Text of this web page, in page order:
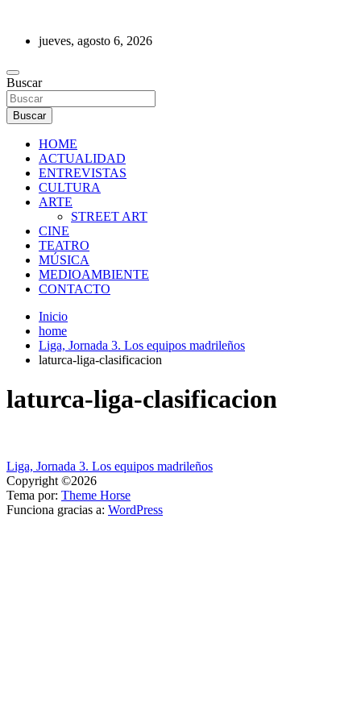
contenidojueves, agosto 6, 2026
REVISTA DE PRENSA
Buscar
Buscar
HOME
ACTUALIDAD
ENTREVISTAS
CULTURA
ARTE
STREET ART
CINE
TEATRO
MÚSICA
MEDIOAMBIENTE
CONTACTO
Inicio
home
Liga, Jornada 3. Los equipos madrileños
laturca-liga-clasificacion
laturca-liga-clasificacion
Navegación
de
entradas
Liga, Jornada 3. Los equipos madrileños
Copyright ©2026
Tema por: Theme Horse
Funciona gracias a: WordPress